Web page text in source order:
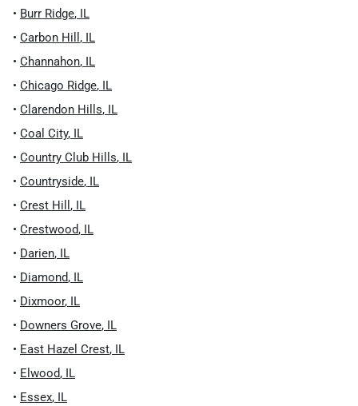
• Burr Ridge, IL
• Carbon Hill , IL
• Channahon, IL
• Chicago Ridge, IL
• Clarendon Hills, IL
• Coal City, IL
• Country Club Hills, IL
• Countryside, IL
• Crest Hill , IL
• Crestwood, IL
• Darien, IL
• Diamond, IL
• Dixmoor, IL
• Downers Grove, IL
• East Hazel Crest, IL
• Elwood, IL
• Essex, IL